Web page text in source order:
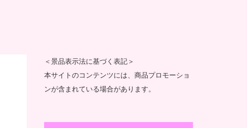
＜景品表示法に基づく表記＞
本サイトのコンテンツには、商品プロモーショ
ンが含まれている場合があります。